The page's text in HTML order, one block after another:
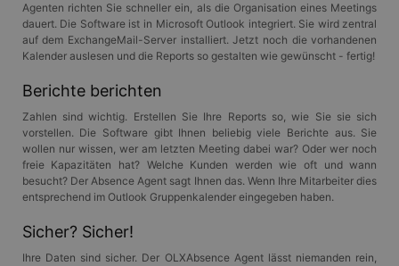
Agenten richten Sie schneller ein, als die Organisation eines Meetings
dauert. Die Software ist in Microsoft Outlook integriert. Sie wird zentral
auf dem ExchangeMail-Server installiert. Jetzt noch die vorhandenen
Kalender auslesen und die Reports so gestalten wie gewünscht - fertig!
Berichte berichten
Zahlen sind wichtig. Erstellen Sie Ihre Reports so, wie Sie sie sich
vorstellen. Die Software gibt Ihnen beliebig viele Berichte aus. Sie
wollen nur wissen, wer am letzten Meeting dabei war? Oder wer noch
freie Kapazitäten hat? Welche Kunden werden wie oft und wann
besucht? Der Absence Agent sagt Ihnen das. Wenn Ihre Mitarbeiter dies
entsprechend im Outlook Gruppenkalender eingegeben haben.
Sicher? Sicher!
Ihre Daten sind sicher. Der OLXAbsence Agent lässt niemanden rein,